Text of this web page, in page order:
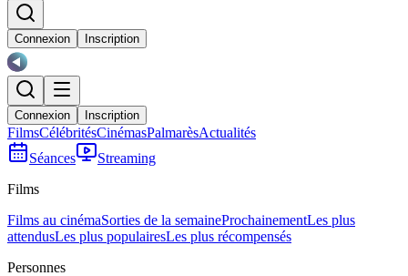
Connexion Inscription
Connexion Inscription
FilmsCélébritésCinémasPalmarèsActualités
Séances
Streaming
Films
Films au cinémaSorties de la semaineProchainementLes plus
attendusLes plus populairesLes plus récompensés
Personnes